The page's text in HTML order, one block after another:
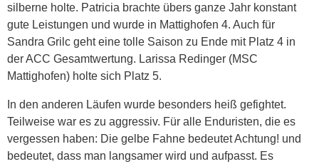
silberne holte. Patricia brachte übers ganze Jahr konstant
gute Leistungen und wurde in Mattighofen 4. Auch für
Sandra Grilc geht eine tolle Saison zu Ende mit Platz 4 in
der ACC Gesamtwertung. Larissa Redinger (MSC
Mattighofen) holte sich Platz 5.
In den anderen Läufen wurde besonders heiß gefightet.
Teilweise war es zu aggressiv. Für alle Enduristen, die es
vergessen haben: Die gelbe Fahne bedeutet Achtung! und
bedeutet, dass man langsamer wird und aufpasst. Es